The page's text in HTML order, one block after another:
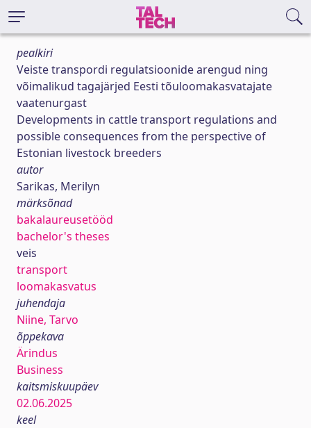
pealkiri
Veiste transpordi regulatsioonide arengud ning
võimalikud tagajärjed Eesti tõuloomakasvatajate
vaatenurgast
Developments in cattle transport regulations and
possible consequences from the perspective of
Estonian livestock breeders
autor
Sarikas, Merilyn
märksõnad
bakalaureusetööd
bachelor's theses
veis
transport
loomakasvatus
juhendaja
Niine, Tarvo
õppekava
Ärindus
Business
kaitsmiskuupäev
02.06.2025
keel